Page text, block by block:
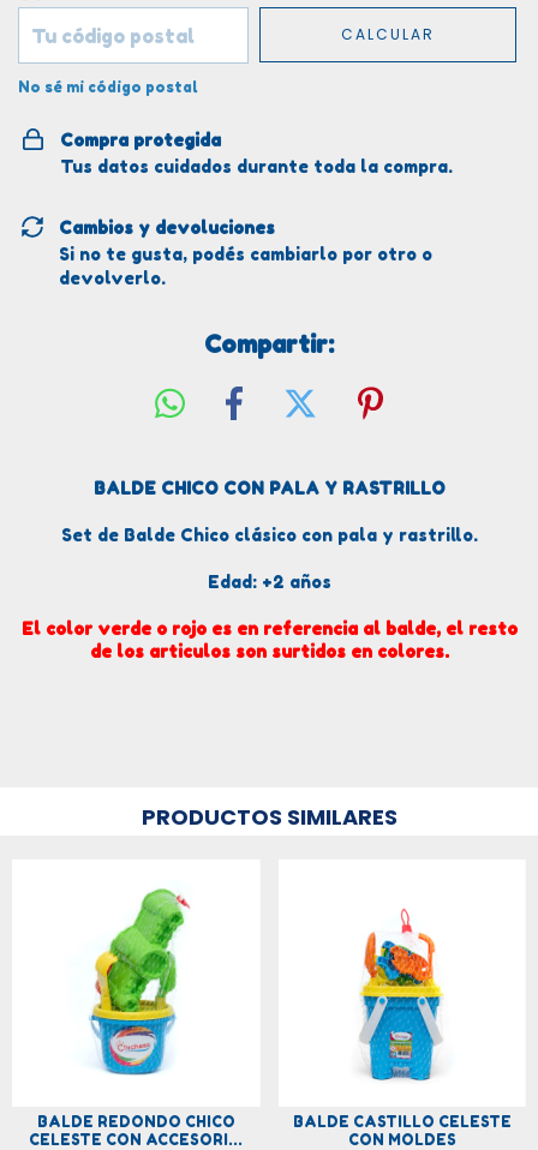
CALCULAR
No sé mi código postal
Compra protegida
Tus datos cuidados durante toda la compra.
Cambios y devoluciones
Si no te gusta, podés cambiarlo por otro o
devolverlo.
Compartir:
BALDE CHICO CON PALA Y RASTRILLO
Set de Balde Chico clásico con pala y rastrillo.
Edad: +2 años
El color verde o rojo es en referencia al balde, el resto
de los articulos son surtidos en colores.
PRODUCTOS SIMILARES
BALDE REDONDO CHICO
CELESTE CON ACCESORI...
BALDE CASTILLO CELESTE
CON MOLDES